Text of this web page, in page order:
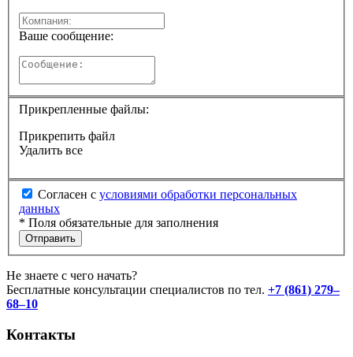
Ваше сообщение:
Прикрепленные файлы:
Прикрепить файл
Удалить все
Согласен с условиями обработки персональных
данных
* Поля обязательные для заполнения
Отправить
Не знаете с чего начать?
Бесплатные консультации специалистов по тел. +7 (861) 279–
68–10
Контакты